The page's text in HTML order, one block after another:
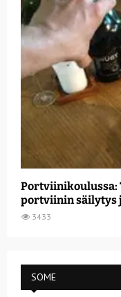
Portviinikoulussa:
portviinin säilytys
3433
SOME